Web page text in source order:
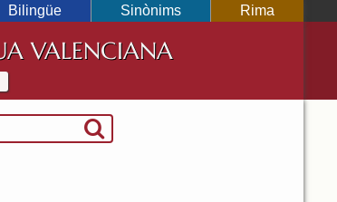
Bilingüe Sinònims Rima
VALENCIANA